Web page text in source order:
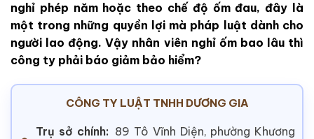
nghỉ phép năm hoặc theo chế độ ốm đau, đây là
một trong những quyền lợi mà pháp luật dành cho
người lao động. Vậy nhân viên nghỉ ốm bao lâu thì
công ty phải báo giảm bảo hiểm?
CÔNG TY LUẬT TNHH DƯƠNG GIA
Trụ sở chính: 89 Tô Vĩnh Diện, phường Khương